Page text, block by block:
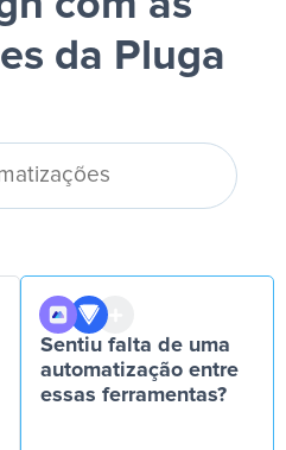
da Pluga
Sentiu falta de uma
automatização entre
essas ferramentas?